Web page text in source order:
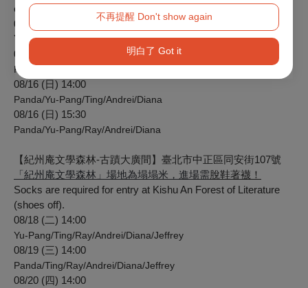
不再提醒 Don't show again
明白了 Got it
elevator.
08/15 (六) 14:00
Yu-Pang/Ting/Ray/Andrei/Diana/Jeffrey
08/15 (六) 15:30
Panda/Ting/Ray/Andrei/Diana/Jeffrey
08/16 (日) 14:00
Panda/Yu-Pang/Ting/Andrei/Diana
08/16 (日) 15:30
Panda/Yu-Pang/Ray/Andrei/Diana
【紀州庵文學森林-古蹟大廣間】臺北市中正區同安街107號
「紀州庵文學森林」場地為塌塌米， 進場需脫鞋著襪！
Socks are required for entry at Kishu An Forest of Literature
(shoes off).
08/18 (二) 14:00
Yu-Pang/Ting/Ray/Andrei/Diana/Jeffrey
08/19 (三) 14:00
Panda/Ting/Ray/Andrei/Diana/Jeffrey
08/20 (四) 14:00